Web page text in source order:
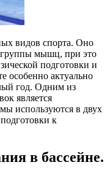
видов спорта. Оно
группы мышц, при это
подготовки и
особенно актуально
год. Одним из
является
используются в двух
к
в бассейне.